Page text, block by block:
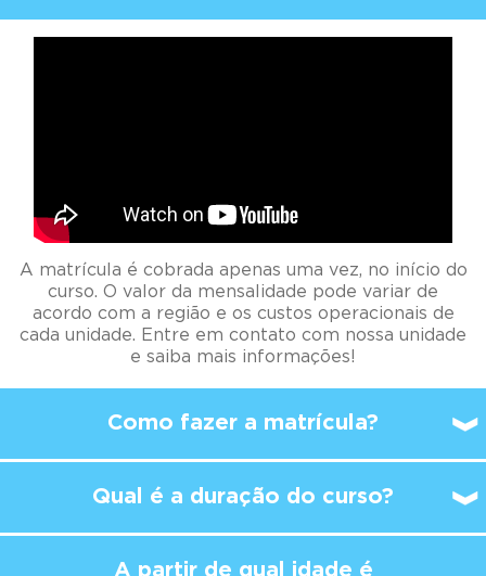
A matrícula é cobrada apenas uma vez, no início do
curso. O valor da mensalidade pode variar de
acordo com a região e os custos operacionais de
cada unidade. Entre em contato com nossa unidade
e saiba mais informações!
Como fazer a matrícula?
Qual é a duração do curso?
A partir de qual idade é